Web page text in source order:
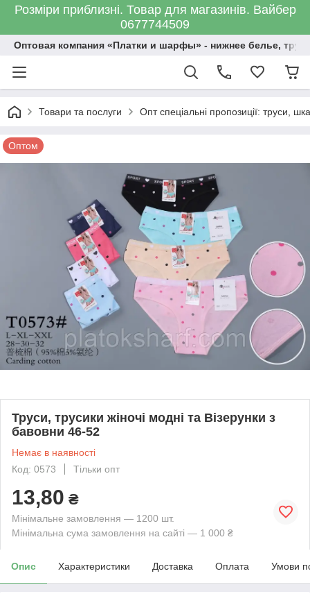
Розміри приблизні. Товар для магазинів. Вайбер
0677744509
Оптовая компания «Платки и шарфы» - нижнее белье,
Товари та послуги Опт спеціальні пропозиції: труси,
Оптом
Труси, трусики жіночі модні та Візерунки з
бавовни 46-52
Немає в наявності
Код: 0573
Тільки опт
13,80 ₴
Мінімальне замовлення — 1200 шт.
Мінімальна сума замовлення на сайті — 1 000 ₴
Опис Характеристики Доставка Оплата Умови